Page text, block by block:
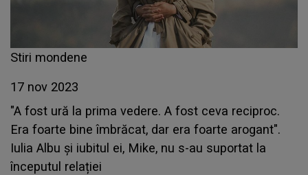
Stiri mondene
17 nov 2023
"A fost ură la prima vedere. A fost ceva reciproc.
Era foarte bine îmbrăcat, dar era foarte arogant".
Iulia Albu și iubitul ei, Mike, nu s-au suportat la
începutul relației